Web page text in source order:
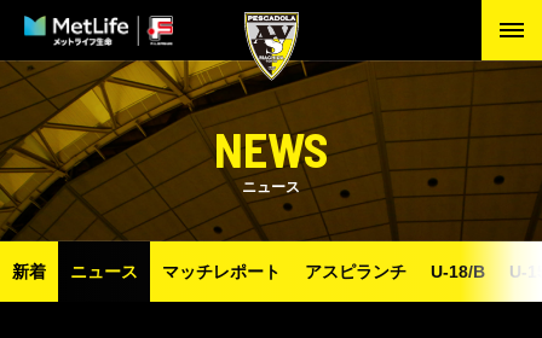
NEWS
ニュース
新着 ニュース マッチレポート アスピランチ U-18/B U-